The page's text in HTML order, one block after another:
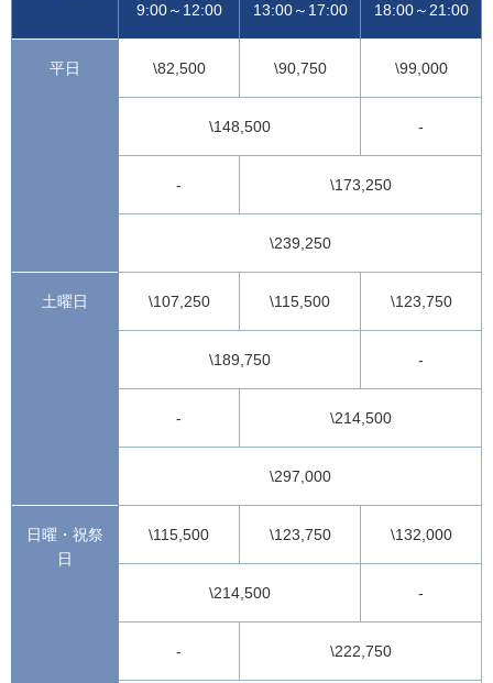
9:00～12:00
13:00～17:00
18:00～21:00
平日 \82,500 \90,750 \99,000
\148,500 -
- \173,250
\239,250
土曜日 \107,250 \115,500 \123,750
\189,750 -
- \214,500
\297,000
日曜・祝祭
日
\115,500 \123,750 \132,000
\214,500 -
- \222,750